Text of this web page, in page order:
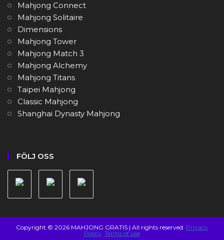
Mahjong Connect
Mahjong Solitaire
Dimensions
Mahjong Tower
Mahjong Match 3
Mahjong Alchemy
Mahjong Titans
Taipei Mahjong
Classic Mahjong
Shanghai Dynasty Mahjong
FÖLJ OSS
Copyright © 2026 MAHJONG GRATIS | All rights reserved. Privacy
Policy Terms of use